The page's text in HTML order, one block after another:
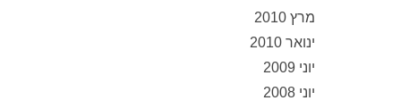
מרץ 2010
ינואר 2010
יוני 2009
יוני 2008